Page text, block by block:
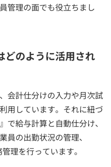
管理の面でも役立ちまし
どのように活用され
会計仕分けの入力や月次試
用しています。それに紐づ
で給与計算と自動仕分け、
員の出勤状況の管理、
理を行っています。